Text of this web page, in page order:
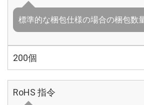
標準的な梱包仕様の場合の梱包数
200個
RoHS 指令